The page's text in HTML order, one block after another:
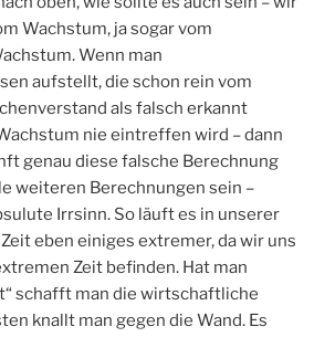
Wachstum, ja sogar vom
Wenn man
aufstellt, die schon rein vom
als falsch erkannt
nie eintreffen wird – dann
genau diese falsche Berechnung
weiteren Berechnungen sein –
Irrsinn. So läuft es in unserer
eben einiges extremer, da wir uns
Zeit befinden. Hat man
schafft man die wirtschaftliche
knallt man gegen die Wand. Es